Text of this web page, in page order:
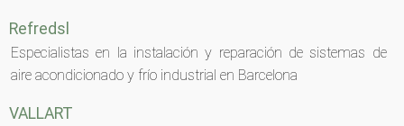
Refredsl
Especialistas en la instalación y reparación de sistemas de
aire acondicionado y frío industrial en Barcelona
VALLART